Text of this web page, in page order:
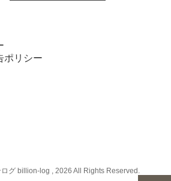
ポリシー
グ billion-log , 2026 All Rights Reserved.